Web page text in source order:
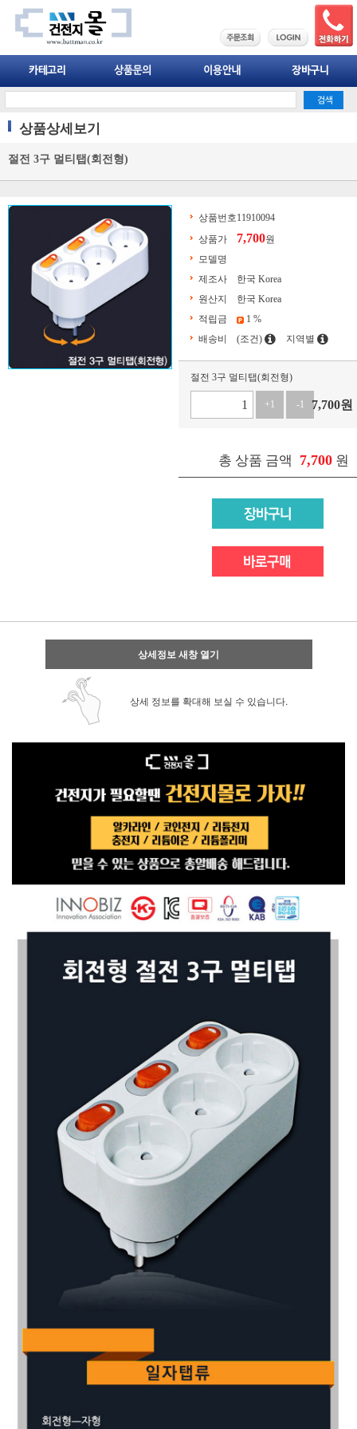
상품상세보기
절전 3구 멀티탭(회전형)
상품번호11910094
상품가
7,700원
모델명
제조사
한국 Korea
원산지
한국 Korea
적립금
1 %
배송비
(조건) 지역별
절전 3구 멀티탭(회전형)
+1 -1 7,700원
총 상품 금액 7,700 원
상세정보 새창 열기
상세 정보를 확대해 보실 수 있습니다.